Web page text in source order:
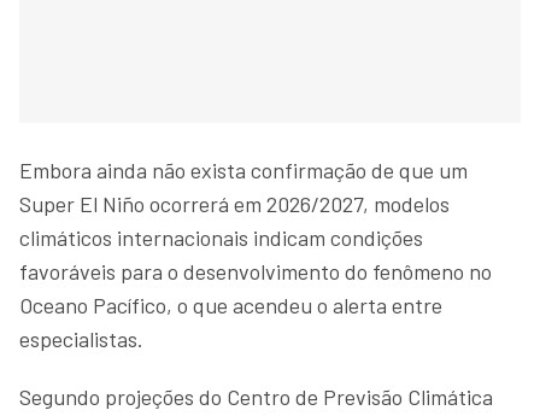
Embora ainda não exista confirmação de que um
Super El Niño ocorrerá em 2026/2027, modelos
climáticos internacionais indicam condições
favoráveis para o desenvolvimento do fenômeno no
Oceano Pacífico, o que acendeu o alerta entre
especialistas.
Segundo projeções do Centro de Previsão Climática